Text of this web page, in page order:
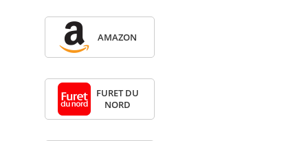
AMA­ZON
FURET DU
NORD